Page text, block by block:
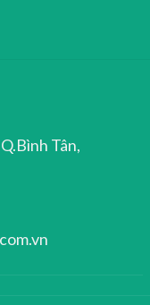
Tân,